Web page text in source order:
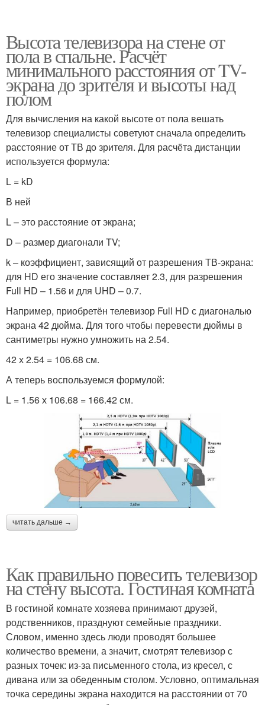
Высота телевизора на стене от
пола в спальне. Расчёт
минимального расстояния от TV-
экрана до зрителя и высоты над
полом
Для вычисления на какой высоте от пола вешать
телевизор специалисты советуют сначала определить
расстояние от ТВ до зрителя. Для расчёта дистанции
используется формула:
L = kD
В ней
L – это расстояние от экрана;
D – размер диагонали TV;
k – коэффициент, зависящий от разрешения ТВ-экрана:
для HD его значение составляет 2.3, для разрешения
Full HD – 1.56 и для UHD – 0.7.
Например, приобретён телевизор Full HD с диагональю
экрана 42 дюйма. Для того чтобы перевести дюймы в
сантиметры нужно умножить на 2.54.
42 х 2.54 = 106.68 см.
А теперь воспользуемся формулой:
L = 1.56 х 106.68 = 166.42 см.
читать дальше →
Как правильно повесить телевизор
на стену высота. Гостиная комната
В гостиной комнате хозяева принимают друзей,
родственников, празднуют семейные праздники.
Словом, именно здесь люди проводят большее
количество времени, а значит, смотрят телевизор с
разных точек: из-за письменного стола, из кресел, с
дивана или за обеденным столом. Условно, оптимальная
точка середины экрана находится на расстоянии от 70